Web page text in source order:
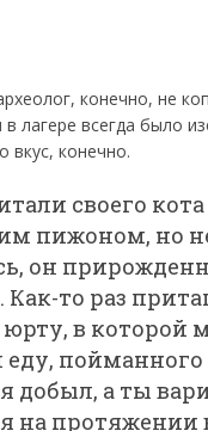
конечно, не
лагере всегда было
вкус, конечно.
своего кота
пижоном, но
он
то раз
в которой
еду, пойманного
добыл, а ты
на протяжении